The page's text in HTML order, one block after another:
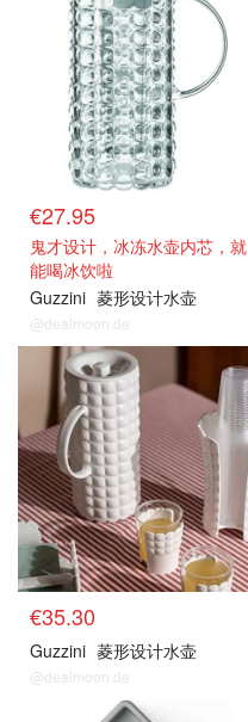
€27.95
鬼才设计，冰冻水壶内芯，就
能喝冰饮啦
Guzzini 菱形设计水壶
@dealmoon.de
€35.30
Guzzini 菱形设计水壶
@dealmoon.de